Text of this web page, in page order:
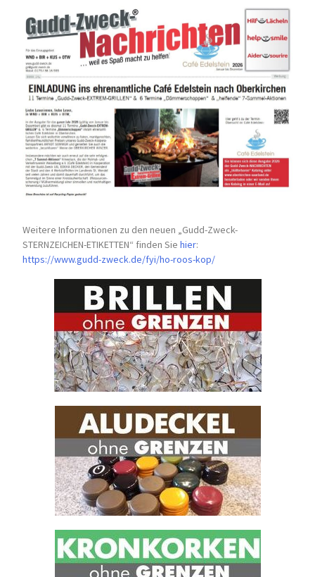
Weitere Informationen zu den neuen „Gudd-Zweck-
STERNZEICHEN-ETIKETTEN“ finden Siehier:
https://www.gudd-zweck.de/fyi/ho-roos-kop/